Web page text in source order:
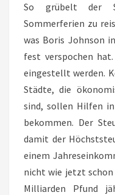
So grübelt der
Sommerferien zu
was Boris Johnson
fest verspochen
eingestellt werden.
Städte, die
sind, sollen Hilfen
bekommen. Der
damit der
einem
nicht wie jetzt schon
Milliarden Pfund